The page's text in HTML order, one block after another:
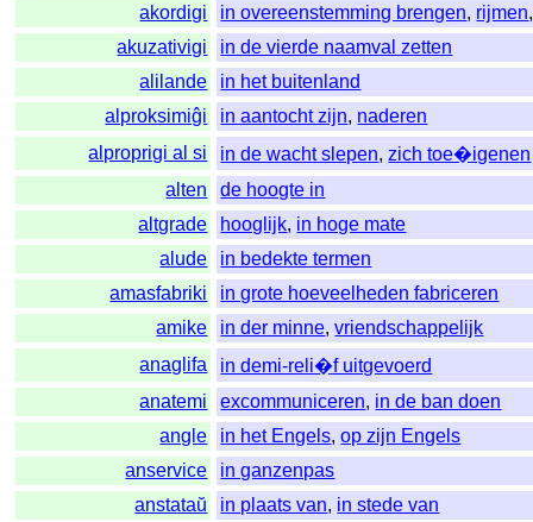
akordigi
in overeenstemming brengen, rijmen
akuzativigi
in de vierde naamval zetten
alilande
in het buitenland
alproksimiĝi
in aantocht zijn, naderen
alproprigi al si
in de wacht slepen,zich toe�igenen
alten
de hoogte in
altgrade
hooglijk, in hoge mate
alude
in bedekte termen
amasfabriki
in grote hoeveelheden fabriceren
amike
in der minne,vriendschappelijk
anaglifa
in demi-reli�f uitgevoerd
anatemi
excommuniceren, in de ban doen
angle
in het Engels,op zijn Engels
anservice
in ganzenpas
anstataŭ
in plaats van, in stede van